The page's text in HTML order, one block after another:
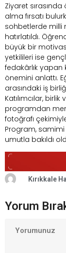
Ziyaret
alma fırsatı
sohbetlerde milli
hatırlatıldı.
büyük bir
yetkilileri ise
fedakârlık yapan
önemini anlattı.
arasındaki iş
Katılımcılar,
programdan
fotoğrafı
Program,
umutla bakıldı
Kırıkkale
Yorum